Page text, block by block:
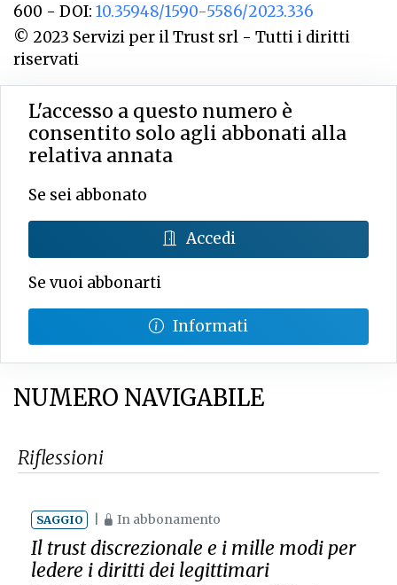
600 - DOI: 10.35948/1590-5586/2023.336
© 2023 Servizi per il Trust srl - Tutti i diritti
riservati
L'accesso a questo numero è
consentito solo agli abbonati alla
relativa annata
Se sei abbonato
Accedi
Se vuoi abbonarti
Informati
NUMERO NAVIGABILE
Riflessioni
SAGGIO In abbonamento
Il trust discrezionale e i mille modi per
ledere i diritti dei legittimari